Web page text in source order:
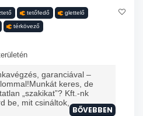
tetőfedő glettelő
térkövező
garanciával –
keres, de
„szakikat”? Kft.-nk
be, mit csináltok, ...
BŐVEBBEN